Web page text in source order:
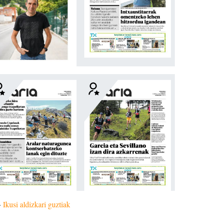
Ikusi aldizkari guztiak